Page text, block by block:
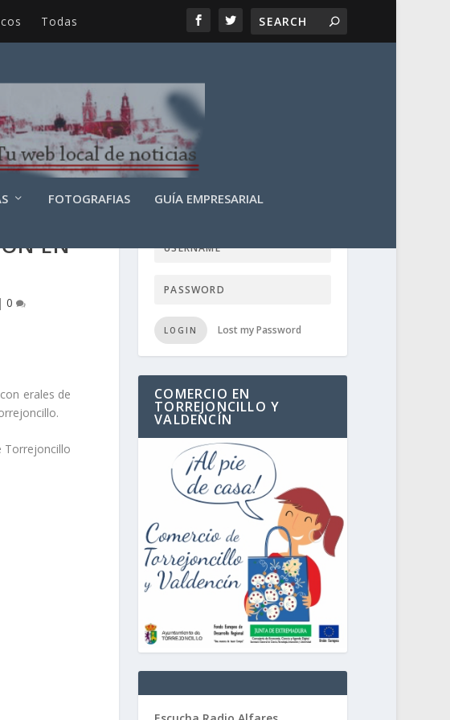
Todas
FOTOGRAFIAS GUÍA EMPRESARIAL
EN
|0
con erales de
Torrejoncillo
LOGIN USER TTN
LOGIN Lost my Password
COMERCIO EN
TORREJONCILLO Y
VALDENCÍN